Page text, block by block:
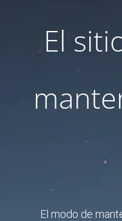
El
El modo de